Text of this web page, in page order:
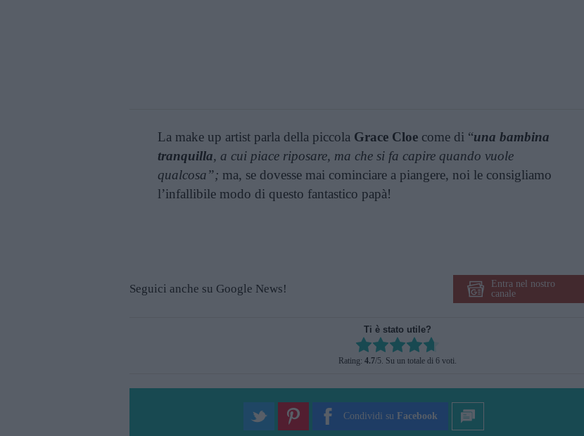
La make up artist parla della piccola Grace Cloe come di “una bambina
tranquilla, a cui piace riposare, ma che si fa capire quando vuole
qualcosa”; ma, se dovesse mai cominciare a piangere, noi le consigliamo
l’infallibile modo di questo fantastico papà!
Seguici anche su Google News!
Entra nel nostro
canale
Ti è stato utile?
Rate this item:
SUBMIT RATING
Rating: 4.7/5. Su un totale di 6 voti.
Condividi su Facebook